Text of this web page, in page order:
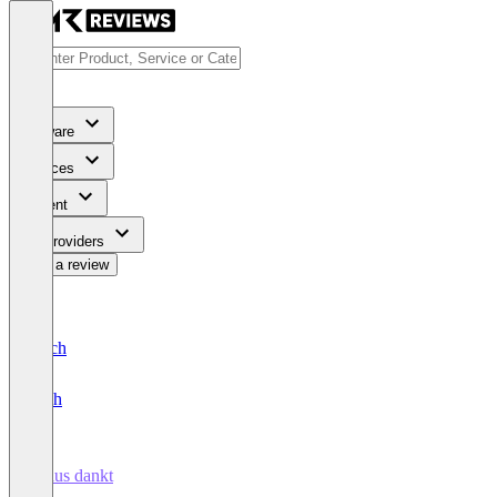
Software
Services
Content
For Providers
Write a review
Deutsch
English
Klaus dankt